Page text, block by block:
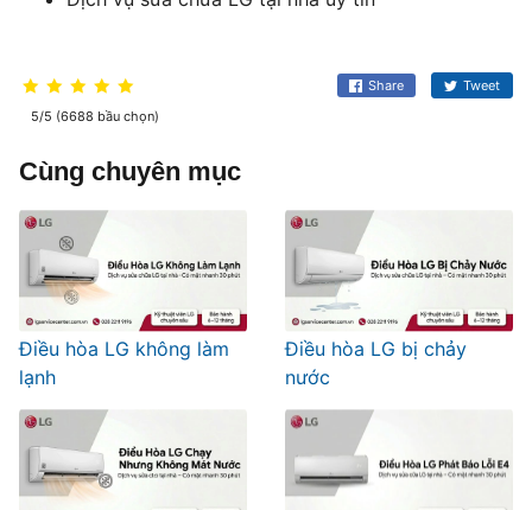
5/5 (6688 bầu chọn)
Share Tweet
Cùng chuyên mục
Điều hòa LG không làm
lạnh
Điều hòa LG bị chảy
nước